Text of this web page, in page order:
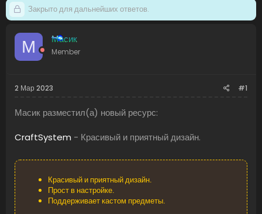
т
е
а
ч
л
а
Закрыто для дальнейших ответов.
М Масик
Member
2 Мар 2023 #1
Масик разместил(а) новый ресурс:
CraftSystem - Красивый и приятный дизайн.
Красивый и приятный дизайн.
Прост в настройке.
Поддерживает кастом предметы.